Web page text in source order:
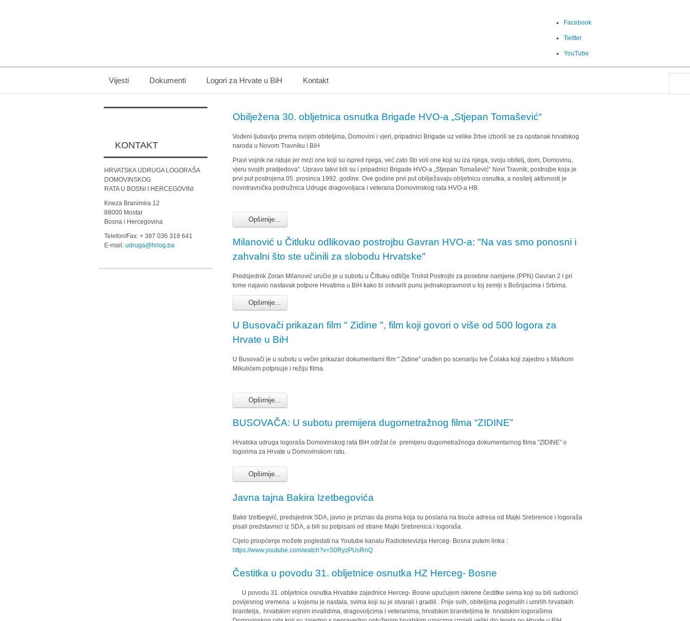
Facebook
Twitter
YouTube
Vijesti Dokumenti Logori za Hrvate u BiH Kontakt
Obilježena 30. obljetnica osnutka Brigade HVO-a „Stjepan Tomašević“
Vođeni ljubavlju prema svojim obiteljima, Domovini i vjeri, pripadnici Brigade uz velike žrtve izborili se za opstanak hrvatskog
naroda u Novom Travniku i BiH
Pravi vojnik ne ratuje jer mrzi one koji su ispred njega, već zato što voli one koji su iza njega, svoju obitelj, dom, Domovinu,
vjeru svojih pradjedova“. Upravo takvi bili su i pripadnici Brigade HVO-a „Stjepan Tomašević“ Novi Travnik, postrojbe koja je
prvi put postrojena 05. prosinca 1992. godine. Ove godine prvi put obilježavaju obljetnicu osnutka, a nositelj aktivnosti je
novotravnička podružnica Udruge dragovoljaca i veterana Domovinskog rata HVO-a HB.
Opširnije...
Milanović u Čitluku odlikovao postrojbu Gavran HVO-a: "Na vas smo ponosni i
zahvalni što ste učinili za slobodu Hrvatske"
Predsjednik Zoran Milanović uručio je u subotu u Čitluku odličje Trolist Postrojbi za posebne namjene (PPN) Gavran 2 i pri
tome najavio nastavak potpore Hrvatima u BiH kako bi ostvarili punu jednakopravnost u toj zemlji s Bošnjacima i Srbima.
Opširnije...
U Busovači prikazan film " Zidine ", film koji govori o više od 500 logora za
Hrvate u BiH
U Busovači je u subotu u večer prikazan dokumentarni film " Zidine" urađen po scenariju Ive Čolaka koji zajedno s Markom
Mikulićem potpisuje i režiju filma.
Opširnije...
BUSOVAČA: U subotu premijera dugometražnog filma “ZIDINE”
Hrvatska udruga logoraša Domovinskog rata BiH održat će premijeru dugometražnoga dokumentarnog filma “ZIDINE” o
logorima za Hrvate u Domovinskom ratu.
Opširnije...
Javna tajna Bakira Izetbegovića
Bakir Izetbegvić, predsjednik SDA, javno je priznao da pisma koja su poslana na tisuće adresa od Majki Srebrenice i logoraša
pisali predstavnici iz SDA, a bili su potpisani od strane Majki Srebrenica i logoraša.
Cijelo priopćenje možete pogledati na Youtube kanalu Radiotelevizija Herceg- Bosna putem linka :
https://www.youtube.com/watch?v=S0RyzPUsRnQ
Čestitka u povodu 31. obljetnice osnutka HZ Herceg- Bosne
U povodu 31. obljetnice osnutka Hrvatske zajednice Herceg- Bosne upućujem iskrene čestitke svima koji su bili sudionici
povijesnog vremena u kojemu je nastala, svima koji su je stvarali i gradili . Prije svih, obiteljima poginulih i umrlih hrvatskih
branitelja, hrvatskim vojnim invalidima, dragovoljcima i veteranima, hrvatskim braniteljima te hrvatskim logorašima
KONTAKT
HRVATSKA UDRUGA LOGORAŠA
DOMOVINSKOG
RATA U BOSNI I HERCEGOVINI
Kneza Branimira 12
88000 Mostar
Bosna i Hercegovina
Telefon/Fax: + 387 036 318 641
E-mail: udruga@hrlog.ba